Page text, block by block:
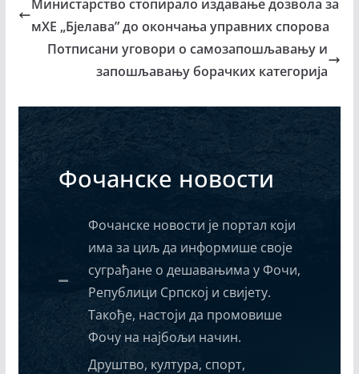
Министарство стопирало издавање дозвола за
мХЕ „Бјелава” до окончања управних спорова
Потписани уговори о самозапошљавању и
запошљавању борачких категорија
Фочанске новости
Фочанске новости је портал који
има за циљ да информише своје
суграђане о дешавањима у Фочи,
Републици Српској и свијету.
Такође, настоји да промовише
Фочу на најбољи начин.
Друштво, култура, спорт,